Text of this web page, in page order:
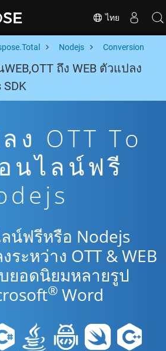
ไทย
Nodejs Conversion
ถึง WEB ตัวแปลง
ง OTT To
นไลน์ฟรี
น์ฟรีหรือ Nodejs
ระหว่าง OTT & WEB
ยอดนิยมหลายรูป
® Word